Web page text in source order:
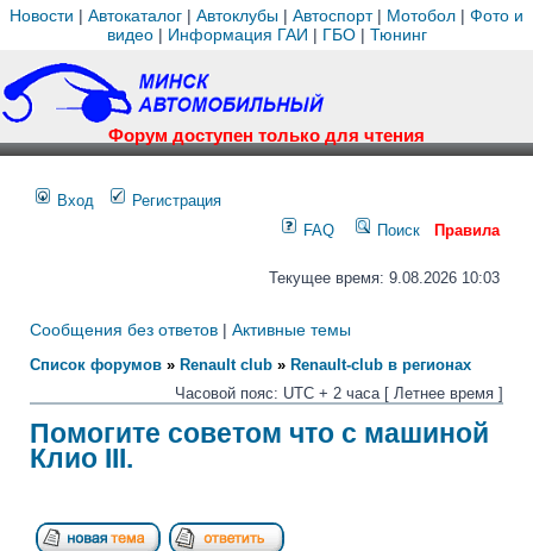
Новости | Автокаталог | Автоклубы | Автоспорт| Мотобол | Фото и
видео| Информация ГАИ | ГБО| Тюнинг
Форум доступен только для чтения
Вход
Регистрация
FAQ
Поиск Правила
Текущее время: 9.08.2026 10:03
Сообщения без ответов | Активные темы
Список форумов » Renault club » Renault-club в регионах
Часовой пояс: UTC + 2 часа [ Летнее время ]
Помогите советом что с машиной
Клио III.